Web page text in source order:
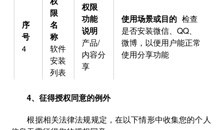
4
软件
安装
列表
产品/
内容分
享
检查
是否安装微信、QQ、
微博，以便用户能正常
使用分享功能
4、征得授权同意的例外
根据相关法律法规规定，在以下情形中收集您的个人